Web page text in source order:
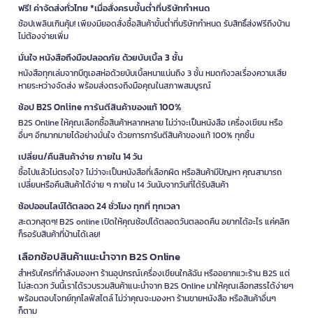
ฟรี! ค่าจัดส่งทั่วไทย *เมื่อสั่งครบขั้นต่ำที่บริษัทกำหนด
ช้อปเพลินเกินคุ้ม! เพียงมียอดสั่งซื้อสินค้าขั้นต่ำที่บริษัทกำหนด รับสิทธิ์ส่งฟรีถึงบ้าน
ไม่ต้องจ่ายเพิ่ม
มั่นใจ หนังสือถึงมือปลอดภัย ด้วยบับเบิ้ล 3 ชั้น
หนังสือทุกเล่มจากบีทูเอสห่อด้วยบับเบิ้ลหนาแน่นถึง 3 ชั้น หมดกังวลเรื่องความเสีย
หายระหว่างจัดส่ง พร้อมส่งตรงถึงมือคุณในสภาพสมบูรณ์
ช้อป B2S Online การันตีสินค้าของแท้ 100%
B2S Online ให้คุณเลือกซื้อสินค้าหลากหลาย ไม่ว่าจะเป็นหนังสือ เครื่องเขียน หรือ
อื่นๆ อีกมากมายได้อย่างมั่นใจ ด้วยการการันตีสินค้าของแท้ 100% ทุกชิ้น
เปลี่ยน/คืนสินค้าง่าย ภายใน 14 วัน
ซื้อไปแล้วไม่ตรงใจ? ไม่ว่าจะเป็นหนังสือที่เลือกผิด หรือสินค้ามีปัญหา คุณสามารถ
เปลี่ยนหรือคืนสินค้าได้ง่าย ๆ ภายใน 14 วันนับจากวันที่ได้รับสินค้า
ช้อปออนไลน์ได้ตลอด 24 ชั่วโมง ทุกที่ ทุกเวลา
สะดวกสุดๆ! B2S online เปิดให้คุณช้อปได้ตลอดวันตลอดคืน อยากได้อะไร แค่คลิก
ก็รอรับสินค้าที่บ้านได้เลย!
เลือกช้อปสินค้าแนะนำจาก B2S Online
สำหรับใครที่กำลังมองหา ร้านอุปกรณ์เครื่องเขียนใกล้ฉัน หรืออยากแวะร้าน B2S แต่
ไม่สะดวก วันนี้เราได้รวบรวมสินค้าแนะนำจาก B2S Online มาให้คุณเลือกสรรได้ง่ายๆ
พร้อมตอบโจทย์ทุกไลฟ์สไตล์ ไม่ว่าคุณจะมองหา ร้านขายหนังสือ หรือสินค้าอื่นๆ
ก็ตาม